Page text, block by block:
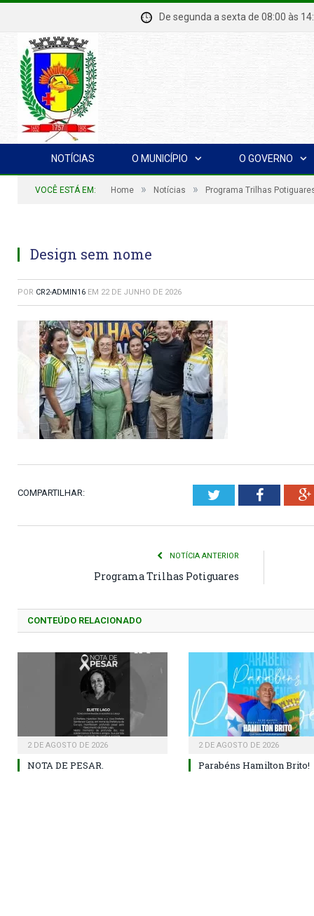
De segunda a sexta de 08:00
NOTÍCIAS O MUNICÍPIO O GOVERNO
VOCÊ ESTÁ EM: Home » Notícias » Programa Trilhas
Design sem nome
POR CR2-ADMIN16 EM 22 DE JUNHO DE 2026
COMPARTILHAR: Twitter
NOTÍCIA ANTERIOR
Programa Trilhas Potiguares
CONTEÚDO RELACIONADO
2 DE AGOSTO DE 2026
NOTA DE PESAR.
2 DE AGOSTO DE 2026
Parabéns Hamilton Brito!